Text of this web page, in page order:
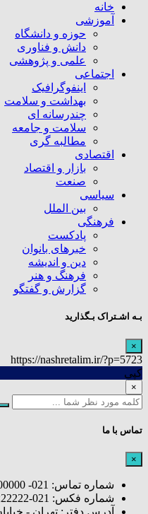
خانه
آموزشی
حوزه و دانشگاه
دانش و فناوری
علمی و پژوهشی
اجتماعی
اینفوگرافیک
بهداشت و سلامت
چندرسانه ای
سلامت و جامعه
مطالبه گری
اقتصادی
بازار و اقتصاد
صنعت
سیاسی
بین الملل
فرهنگی
پادکست
خبرهای بانوان
دین و اندیشه
فرهنگ و هنر
گزارش و گفتگو
بـه اشـتراک بـگذارید
×
https://nashretalim.ir/?p=5723
کپی
×
تماس با ما
×
شماره تماس: 021- 000000
شماره فکس: 021-222222
آدرس دفتر: تهران -